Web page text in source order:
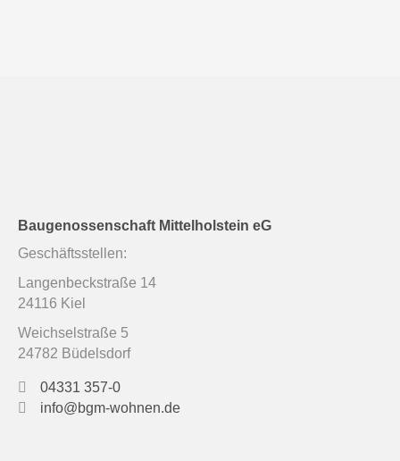
Baugenossenschaft Mittelholstein eG
Geschäftsstellen:
Langenbeckstraße 14
24116 Kiel
Weichselstraße 5
24782 Büdelsdorf
04331 357-0
info@bgm-wohnen.de